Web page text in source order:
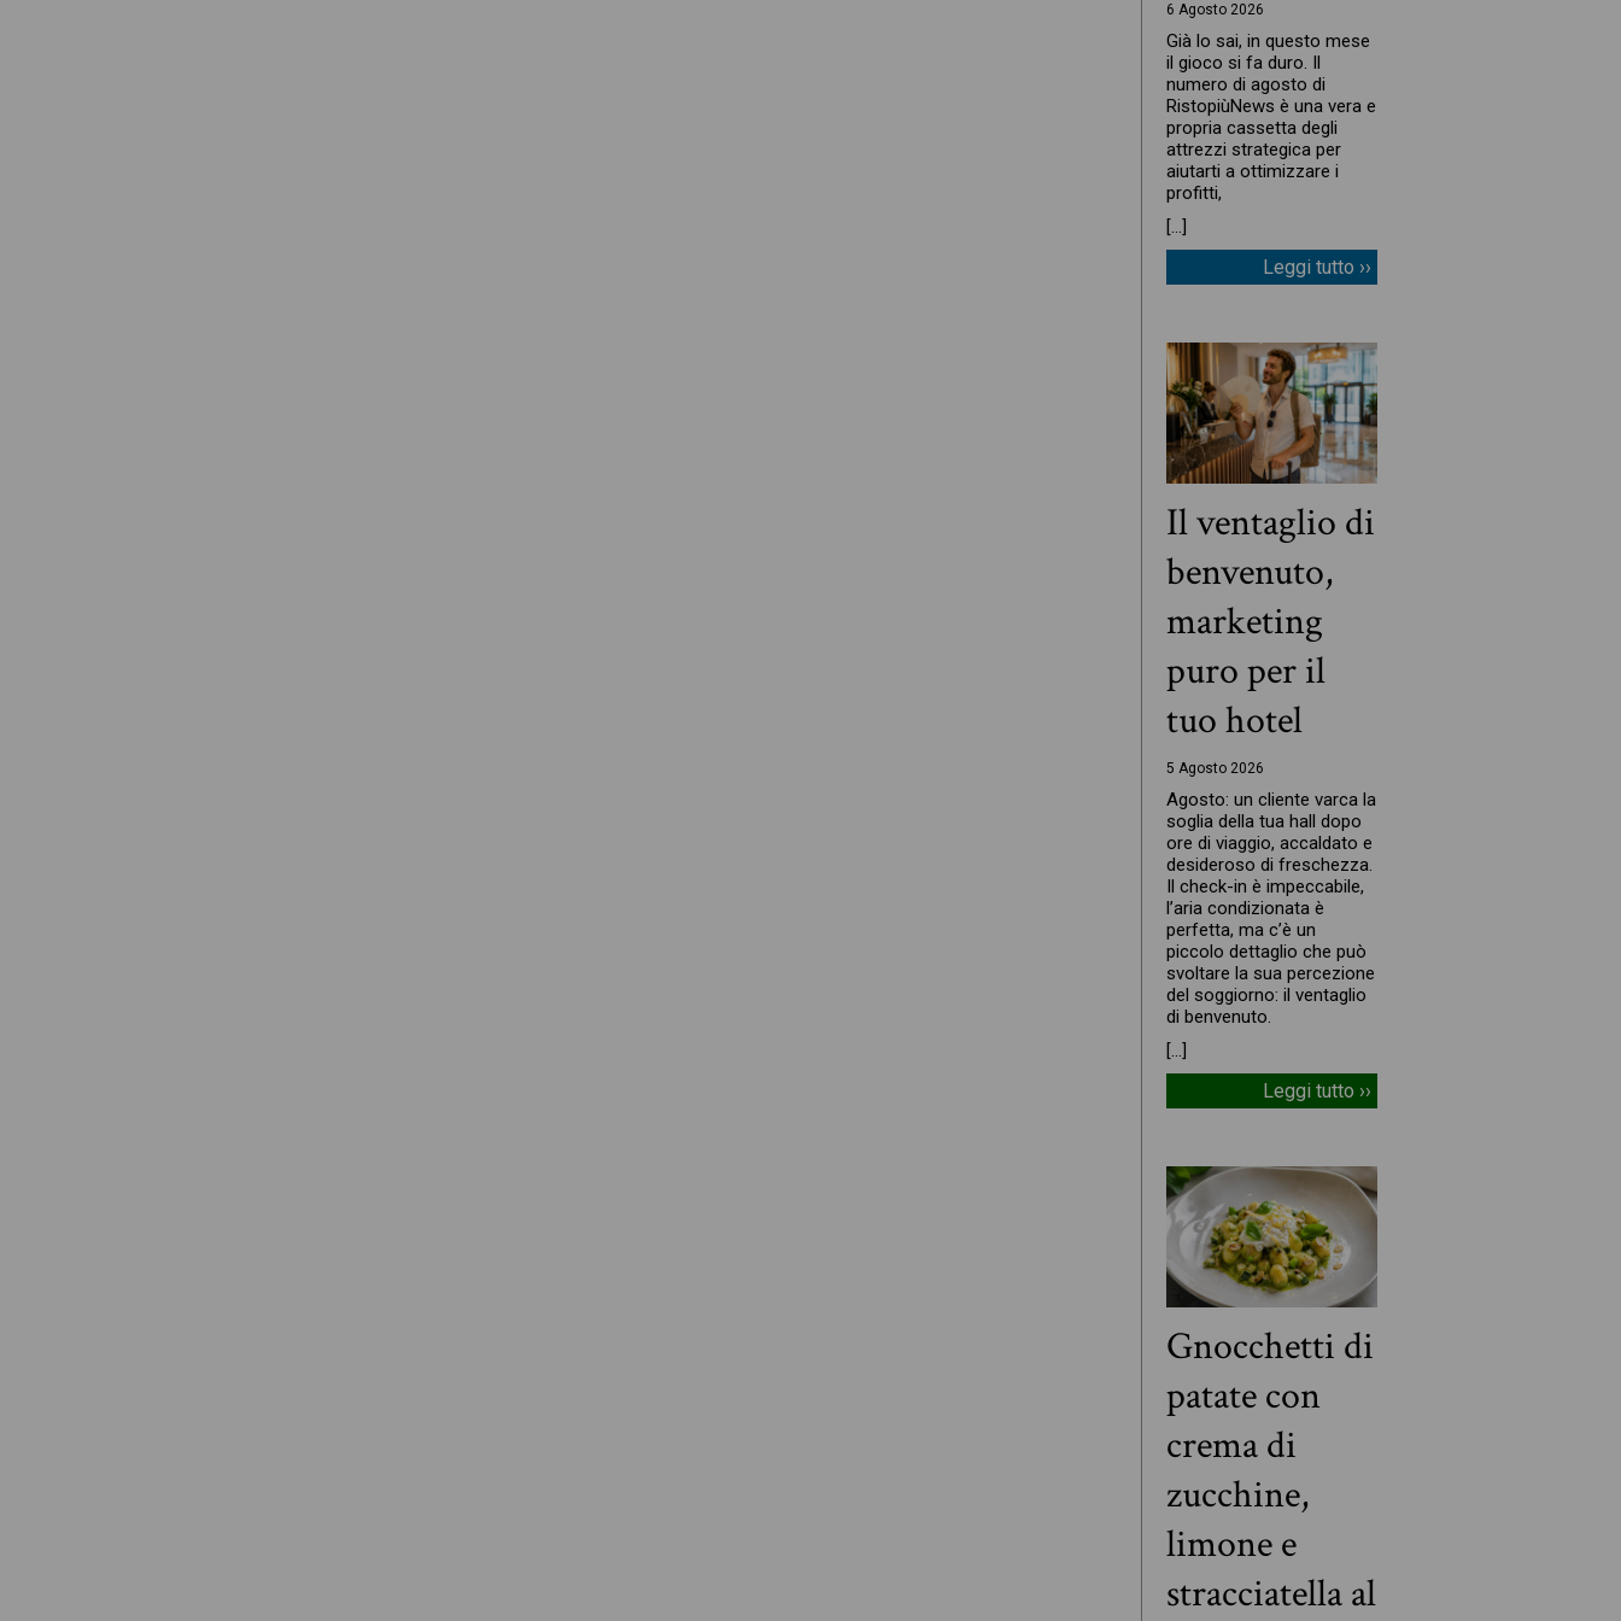
6 Agosto 2026
Già lo sai, in questo mese
il gioco si fa duro. Il
numero di agosto di
RistopiùNews è una vera e
propria cassetta degli
attrezzi strategica per
aiutarti a ottimizzare i
profitti,
[…]
Leggi tutto ››
Il ventaglio di
benvenuto,
marketing
puro per il
tuo hotel
5 Agosto 2026
Agosto: un cliente varca la
soglia della tua hall dopo
ore di viaggio, accaldato e
desideroso di freschezza.
Il check-in è impeccabile,
l’aria condizionata è
perfetta, ma c’è un
piccolo dettaglio che può
svoltare la sua percezione
del soggiorno: il ventaglio
di benvenuto.
[…]
Leggi tutto ››
Gnocchetti di
patate con
crema di
zucchine,
limone e
stracciatella al